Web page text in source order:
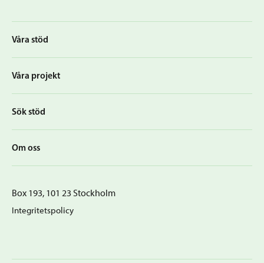
Våra stöd
Våra projekt
Sök stöd
Om oss
Box 193, 101 23 Stockholm
Integritetspolicy